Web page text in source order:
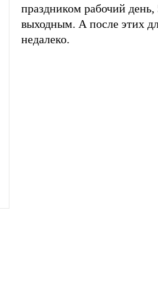
праздником рабочий день,
выходным. А после этих
недалеко.